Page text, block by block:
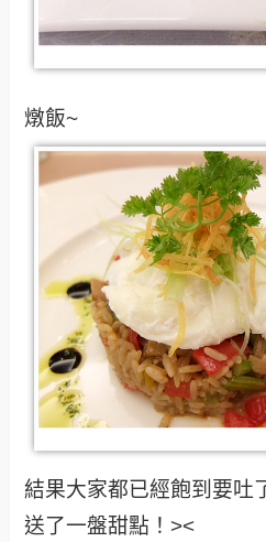
燉飯~
結果大家都已經飽到要吐
送了一盤甜點！><